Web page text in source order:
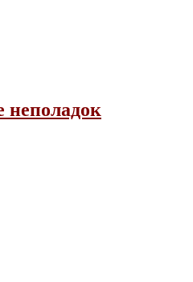
неполадок